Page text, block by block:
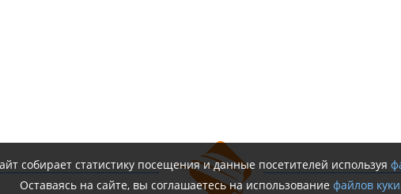
собирает статистику посещения и данные посетителей используя
Оставаясь на сайте, вы соглашаетесь на использование файлов куки